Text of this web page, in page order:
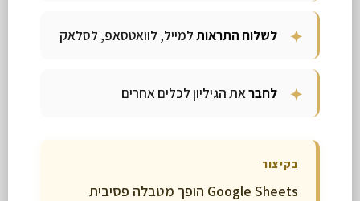
לשלוח התראותלמייל, לוואטסאפ, לסלאק
לחבראת הגיליון לכלים אחרים
בקיצור
Google Sheets הופך מטבלה פסיבית